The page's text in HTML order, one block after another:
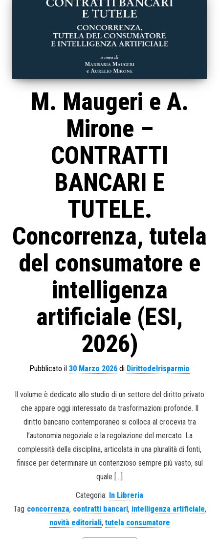
M. Maugeri e A.
Mirone –
CONTRATTI
BANCARI E
TUTELE.
Concorrenza, tutela
del consumatore e
intelligenza
artificiale (ESI,
2026)
Pubblicato il 30 Marzo 2026 di Dirittodelrisparmio
Il volume è dedicato allo studio di un settore del diritto privato
che appare oggi interessato da trasformazioni profonde. Il
diritto bancario contemporaneo si colloca al crocevia tra
l’autonomia negoziale e la regolazione del mercato. La
complessità della disciplina, articolata in una pluralità di fonti,
finisce per determinare un contenzioso sempre più vasto, sul
quale […]
Categoria: In Libreria
Tag concorrenza, contratti bancari, intelligenza artificiale,
novità editoriali, tutela consumatore